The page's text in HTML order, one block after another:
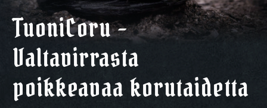
TuoniCoru –
Valtavirrasta
poikkeavaa korutaidetta